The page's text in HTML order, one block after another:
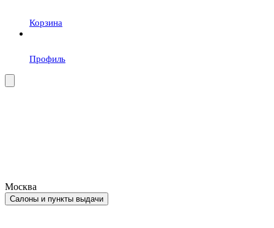
Корзина
Профиль
Москва
Салоны и пункты выдачи